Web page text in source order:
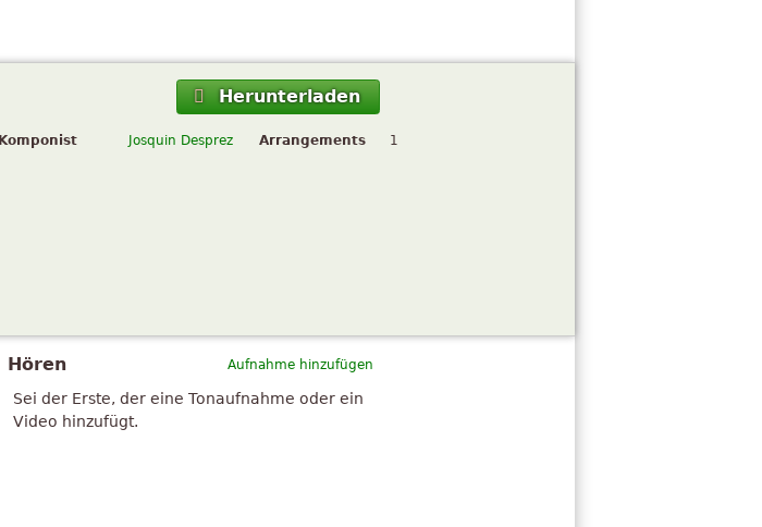
Herunterladen
Komponist Josquin Desprez Arrangements 1
Aufnahme hinzufügen
Hören
Sei der Erste, der eine Tonaufnahme oder ein
Video hinzufügt.